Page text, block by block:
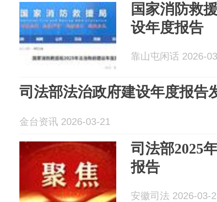
国家消防救
设年度报告
靠山屯闲话 2026-
司法部法治政府建设年度报告
金台资讯 2026-03-21
司法部2025
报告
安徽司法 2026-03-